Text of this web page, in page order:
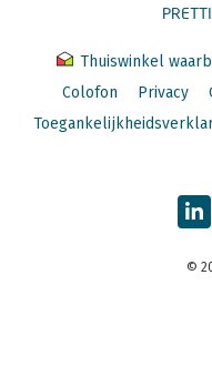
Thuiswinkel
Colofon
Privacy
©